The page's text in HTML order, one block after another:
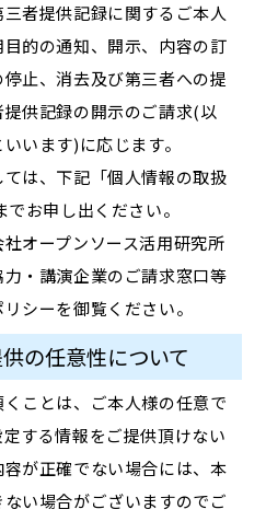
者提供記録に関するご本人
的の通知、開示、内容の訂
止、消去及び第三者への提
供記録の開示のご請求(以
います)に応じます。
は、下記「個人情報の取扱
お申し出ください。
オープンソース活用研究所
・講演企業のご請求窓口等
シーを御覧ください。
の任意性について
ことは、ご本人様の任意で
する情報をご提供頂けない
が正確でない場合には、本
い場合がございますのでご